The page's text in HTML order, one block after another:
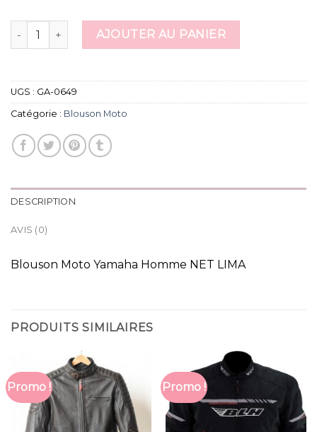
quantité de blouson motoAJOUTER AU PANIER
UGS : GA-0649
Catégorie : Blouson Moto
DESCRIPTION
AVIS (0)
Blouson Moto Yamaha Homme NET LIMA
PRODUITS SIMILAIRES
Promo ! Promo !